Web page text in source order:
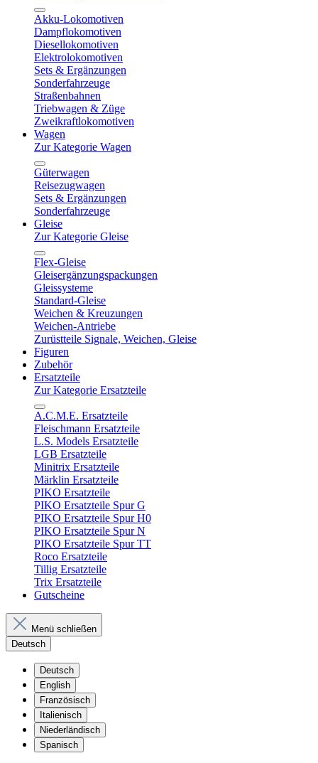
Akku-Lokomotiven
Dampflokomotiven
Diesellokomotiven
Elektrolokomotiven
Sets & Ergänzungen
Sonderfahrzeuge
Straßenbahnen
Triebwagen & Züge
Zweikraftlokomotiven
Wagen
Zur Kategorie Wagen
Güterwagen
Reisezugwagen
Sets & Ergänzungen
Sonderfahrzeuge
Gleise
Zur Kategorie Gleise
Flex-Gleise
Gleisergänzungspackungen
Gleissysteme
Standard-Gleise
Weichen & Kreuzungen
Weichen-Antriebe
Zurüstteile Signale, Weichen, Gleise
Figuren
Zubehör
Ersatzteile
Zur Kategorie Ersatzteile
A.C.M.E. Ersatzteile
Fleischmann Ersatzteile
L.S. Models Ersatzteile
LGB Ersatzteile
Minitrix Ersatzteile
Märklin Ersatzteile
PIKO Ersatzteile
PIKO Ersatzteile Spur G
PIKO Ersatzteile Spur H0
PIKO Ersatzteile Spur N
PIKO Ersatzteile Spur TT
Roco Ersatzteile
Tillig Ersatzteile
Trix Ersatzteile
Gutscheine
Menü schließen
Deutsch
Deutsch
English
Französisch
Italienisch
Niederländisch
Spanisch